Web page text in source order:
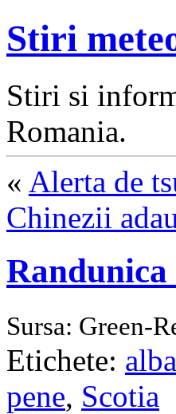
Stiri
Stiri si
Romania.
« Alerta de
Chinezii
Sursa: Green-
Etichete: alba
pene, Scotia